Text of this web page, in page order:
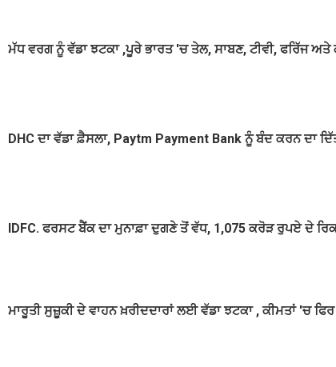
ਮੱਧ ਵਰਗ ਨੂੰ ਵੱਡਾ ਝਟਕਾ ,ਪੂਰੇ ਭਾਰਤ 'ਚ ਤੇਲ, ਸਾਬਣ, ਟੀਵੀ, ਫਰਿੱਜ ਅਤੇ
DHC ਦਾ ਵੱਡਾ ਫ਼ੈਸਲਾ, Paytm Payment Bank ਨੂੰ ਬੰਦ ਕਰਨ ਦਾ
IDFC. ਫਰਸਟ ਬੈਂਕ ਦਾ ਮੁਨਾਫ਼ਾ ਦੁਗਣੇ ਤੋਂ ਵੱਧ, 1,075 ਕਰੋੜ ਰੁਪਏ ਦੇ
ਮਾਰੂਤੀ ਸੁਜ਼ੂਕੀ ਦੇ ਵਾਹਨ ਖ਼ਰੀਦਦਾਰਾਂ ਲਈ ਵੱਡਾ ਝਟਕਾ , ਕੀਮਤਾਂ 'ਚ ਫਿਰ